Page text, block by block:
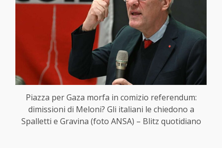
Piazza per Gaza morfa in comizio referendum:
dimissioni di Meloni? Gli italiani le chiedono a
Spalletti e Gravina (foto ANSA) – Blitz quotidiano